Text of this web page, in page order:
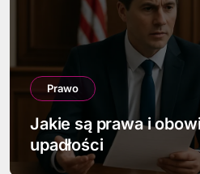
Prawo
Jak napisać pismo w
spadkowej